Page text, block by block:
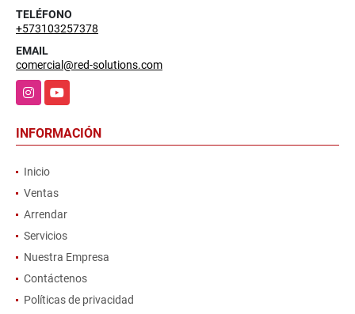
TELÉFONO
+573103257378
EMAIL
comercial@red-solutions.com
InstagramYouTube
INFORMACIÓN
Inicio
Ventas
Arrendar
Servicios
Nuestra Empresa
Contáctenos
Políticas de privacidad